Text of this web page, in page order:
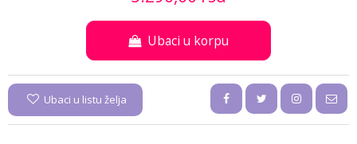
Ubaci u korpu
Ubaci u listu želja